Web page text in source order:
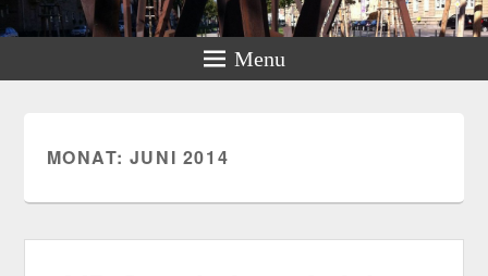
Wirklichkeit wahrnehmen – Folgen abschätzen – Verantwortlich
handeln
Menu
MONAT: JUNI 2014